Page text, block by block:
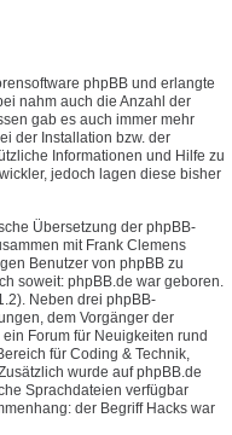
phpBB und erlangte
nahm auch die Anzahl der
gab es auch immer mehr
der Installation bzw. der
Informationen und Hilfe zu
jedoch lagen diese bisher
Übersetzung der phpBB-
mit Frank Clemens
Benutzer von phpBB zu
soweit: phpBB.de war geboren.
Neben drei phpBB-
dem Vorgänger der
Forum für Neuigkeiten rund
für Coding & Technik,
wurde auf phpBB.de
Sprachdateien verfügbar
der Begriff Hacks war